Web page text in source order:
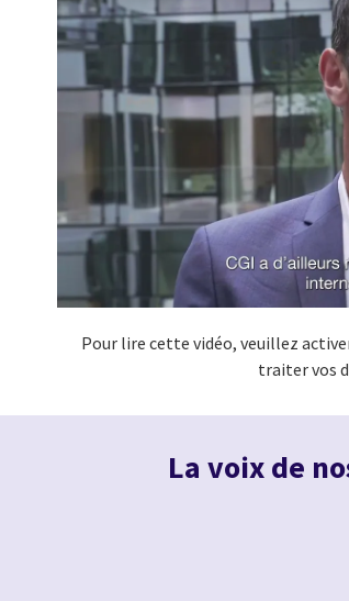
Pour lire cette vidéo, veuillez
traiter vos
La voix de